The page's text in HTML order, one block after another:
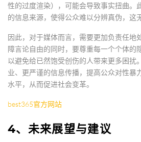
性的过度渲染），可能会导致事实扭曲。
的信息来源，使得公众难以分辨真伪，这
因此，对于媒体而言，需要更加负责任地
障言论自由的同时，要尊重每一个个体的
以避免给已然饱受创伤的人带来更多困扰
业、更严谨的信息传播，提高公众对性暴
水平，从而促进社会变革。
best365官方网站
4、未来展望与建议